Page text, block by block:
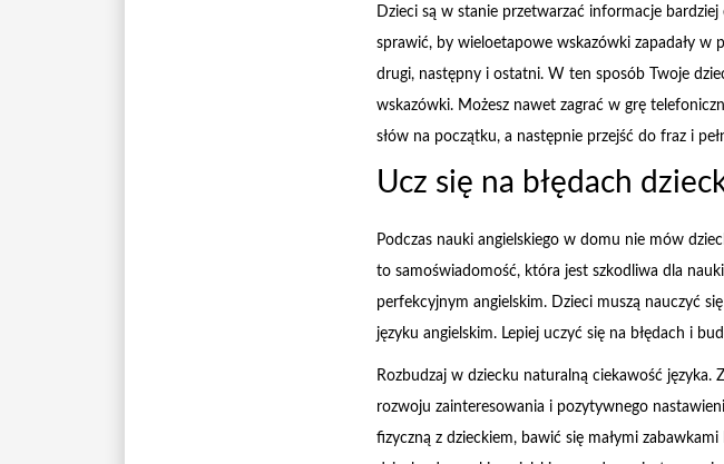
Dzieci są w stanie przetwarzać informacje
sprawić, by wieloetapowe wskazówki zapadały w
drugi, następny i ostatni. W ten sposób Twoje
wskazówki. Możesz nawet zagrać w grę
słów na początku, a następnie przejść do fraz i
Ucz się na błędach
Podczas nauki angielskiego w domu nie mów
to samoświadomość, która jest szkodliwa dla
perfekcyjnym angielskim. Dzieci muszą nauczyć
języku angielskim. Lepiej uczyć się na błędach i
Rozbudzaj w dziecku naturalną ciekawość języka.
rozwoju zainteresowania i pozytywnego
fizyczną z dzieckiem, bawić się małymi